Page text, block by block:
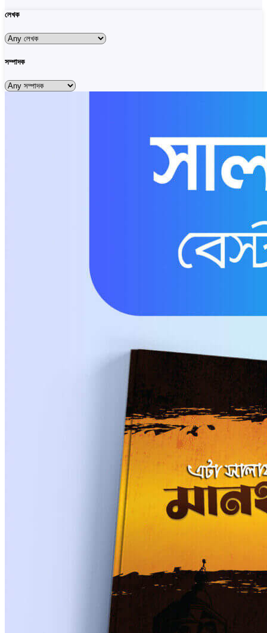
লেখক
সম্পাদক